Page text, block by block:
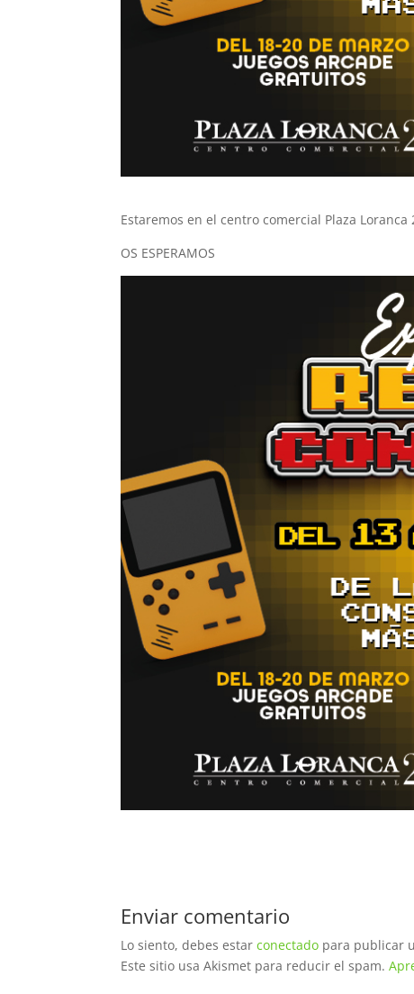
Estaremos en el centro comercial Plaza
OS ESPERAMOS
Enviar comentario
Lo siento, debes estarconectado para publicar
Este sitio usa Akismet para reducir el spam.